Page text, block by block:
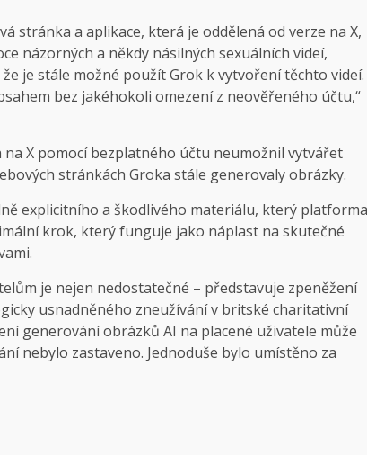
stránka a aplikace, která je oddělená od verze na X,
názorných a někdy násilných sexuálních videí,
je stále možné použít Grok k vytvoření těchto videí.
bez jakéhokoli omezení z neověřeného účtu,“
X pomocí bezplatného účtu neumožnil vytvářet
stránkách Groka stále generovaly obrázky.
explicitního a škodlivého materiálu, který platforma
krok, který funguje jako náplast na skutečné
je nejen nedostatečné – představuje zpeněžení
usnadněného zneužívání v britské charitativní
generování obrázků AI na placené uživatele může
nebylo zastaveno. Jednoduše bylo umístěno za